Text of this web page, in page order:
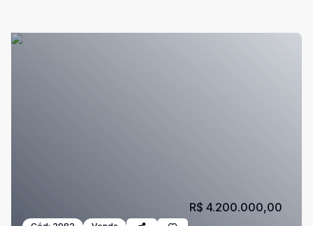
R$ 4.200.000,00